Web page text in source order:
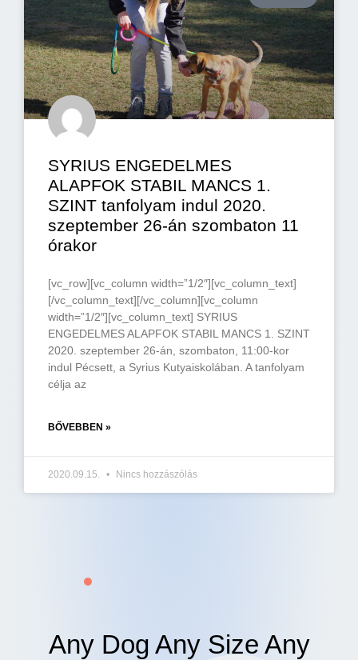
SYRIUS ENGEDELMES
ALAPFOK STABIL MANCS 1.
SZINT tanfolyam indul 2020.
szeptember 26-án szombaton 11
órakor
[vc_row][vc_column width=”1/2″][vc_column_text]
[/vc_column_text][/vc_column][vc_column
width=”1/2″][vc_column_text] SYRIUS
ENGEDELMES ALAPFOK STABIL MANCS 1. SZINT
2020. szeptember 26-án, szombaton, 11:00-kor
indul Pécsett, a Syrius Kutyaiskolában. A tanfolyam
célja az
BŐVEBBEN »
2020.09.15. Nincs hozzászólás
Any Dog Any Size Any